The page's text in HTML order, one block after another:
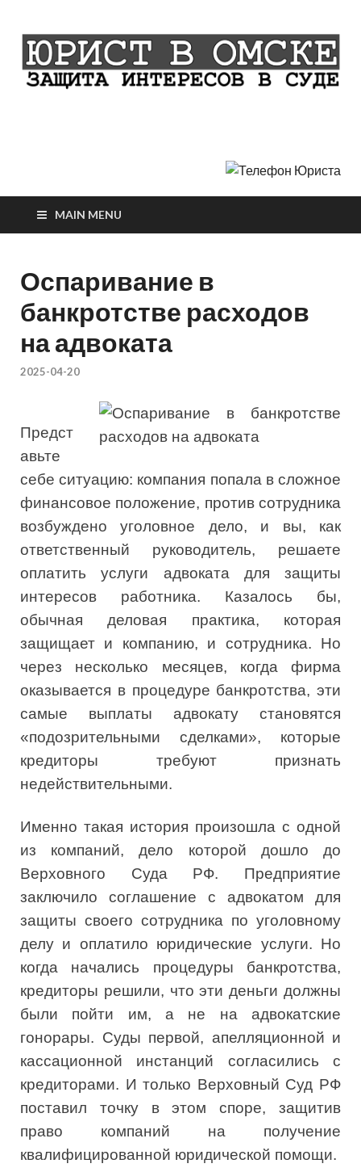
MAIN MENU
Оспаривание в
банкротстве расходов
на адвоката
2025-04-20
Предст
авьте
себе ситуацию: компания попала в сложное
финансовое положение, против сотрудника
возбуждено уголовное дело, и вы, как
ответственный руководитель, решаете
оплатить услуги адвоката для защиты
интересов работника. Казалось бы,
обычная деловая практика, которая
защищает и компанию, и сотрудника. Но
через несколько месяцев, когда фирма
оказывается в процедуре банкротства, эти
самые выплаты адвокату становятся
«подозрительными сделками», которые
кредиторы требуют признать
недействительными.
Именно такая история произошла с одной
из компаний, дело которой дошло до
Верховного Суда РФ. Предприятие
заключило соглашение с адвокатом для
защиты своего сотрудника по уголовному
делу и оплатило юридические услуги. Но
когда начались процедуры банкротства,
кредиторы решили, что эти деньги должны
были пойти им, а не на адвокатские
гонорары. Суды первой, апелляционной и
кассационной инстанций согласились с
кредиторами. И только Верховный Суд РФ
поставил точку в этом споре, защитив
право компаний на получение
квалифицированной юридической помощи.